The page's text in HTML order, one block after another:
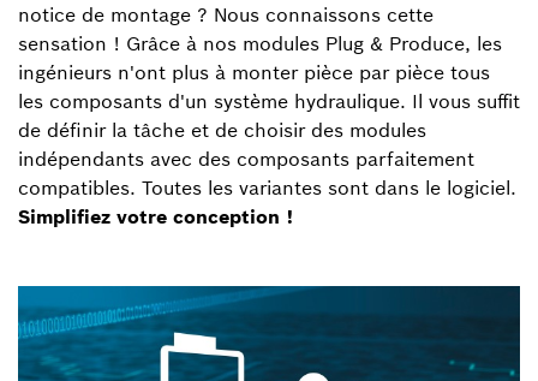
notice de montage ? Nous connaissons cette
sensation ! Grâce à nos modules Plug & Produce, les
ingénieurs n'ont plus à monter pièce par pièce tous
les composants d'un système hydraulique. Il vous suffit
de définir la tâche et de choisir des modules
indépendants avec des composants parfaitement
compatibles. Toutes les variantes sont dans le logiciel.
Simplifiez votre conception !